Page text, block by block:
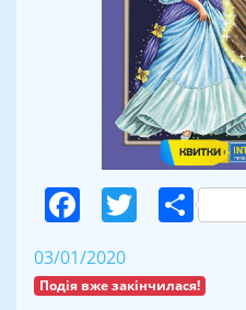
Facebook
03/01/2020
Подія вже закінчилася!